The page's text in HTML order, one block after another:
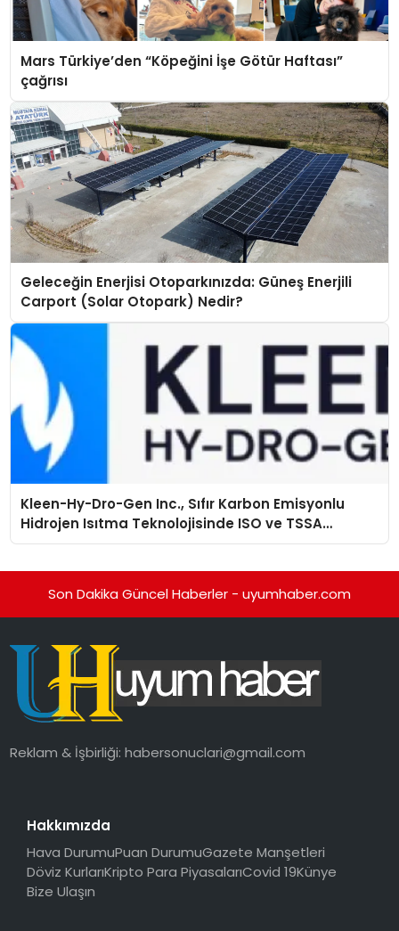
Mars Türkiye’den “Köpeğini İşe Götür Haftası”
çağrısı
Geleceğin Enerjisi Otoparkınızda: Güneş Enerjili
Carport (Solar Otopark) Nedir?
Kleen-Hy-Dro-Gen Inc., Sıfır Karbon Emisyonlu
Hidrojen Isıtma Teknolojisinde ISO ve TSSA
Düzenleyici Onaylarını Aldı
Son Dakika Güncel Haberler - uyumhaber.com
Reklam & İşbirliği:habersonuclari@gmail.com
Hakkımızda
Hava DurumuPuan DurumuGazete Manşetleri
Döviz KurlarıKripto Para PiyasalarıCovid 19Künye
Bize Ulaşın